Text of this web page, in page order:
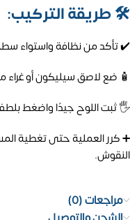
🛠️ طريقة التركيب:
✔️ تأكد من نظافة واستواء
🧴 ضع لاصق سيليكون أو غراء
🖐️ ثبت اللوح جيدًا واضغط
➕ كرر العملية حتى تغطية
النقوش.
مراجعات (0)